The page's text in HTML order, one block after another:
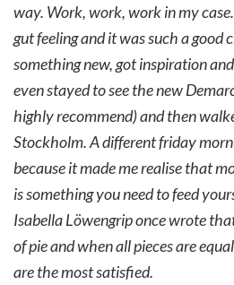
way. Work, work, work in my
gut feeling and it was such a good
something new, got inspiration
even stayed to see the new
highly recommend) and then
Stockholm. A different friday
because it made me realise that
is something you need to feed
Isabella Löwengrip once wrote
of pie and when all pieces are
are the most satisfied.